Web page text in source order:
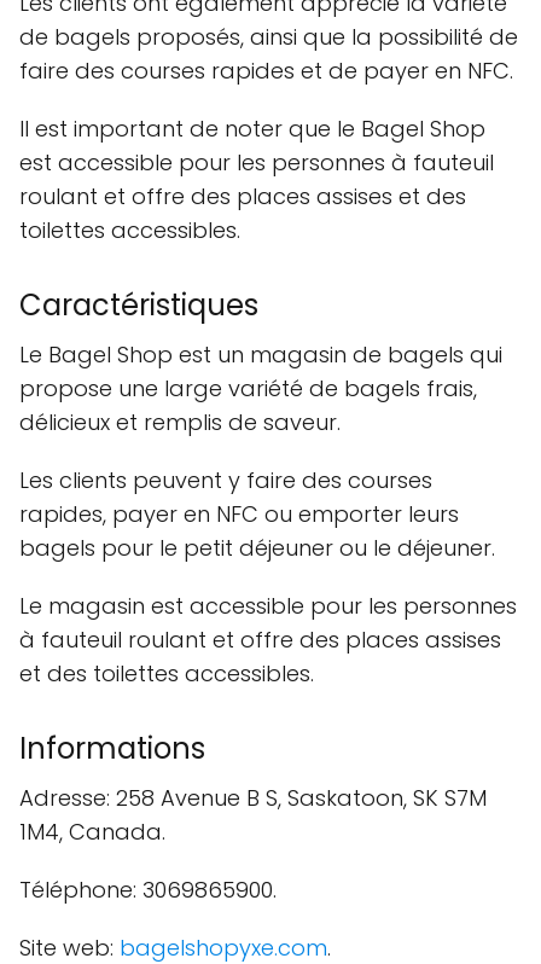
de bagels proposés, ainsi que la possibilité de
faire des courses rapides et de payer en NFC.
Il est important de noter que le Bagel Shop
est accessible pour les personnes à fauteuil
roulant et offre des places assises et des
toilettes accessibles.
Caractéristiques
Le Bagel Shop est un magasin de bagels qui
propose une large variété de bagels frais,
délicieux et remplis de saveur.
Les clients peuvent y faire des courses
rapides, payer en NFC ou emporter leurs
bagels pour le petit déjeuner ou le déjeuner.
Le magasin est accessible pour les personnes
à fauteuil roulant et offre des places assises
et des toilettes accessibles.
Informations
Adresse: 258 Avenue B S, Saskatoon, SK S7M
1M4, Canada.
Téléphone: 3069865900.
Site web: bagelshopyxe.com.